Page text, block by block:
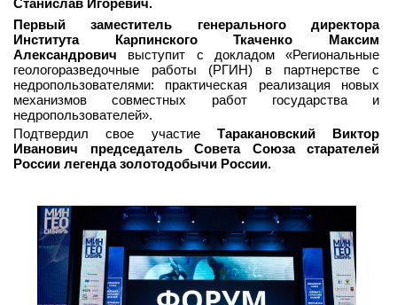
Станислав Игоревич.
Первый заместитель генерального директора
Института Карпинского Ткаченко Максим
Александрович выступит с докладом
«Региональные
геологоразведочные работы (РГИН) в партнерстве с
недропользователями: практическая реализация новых
механизмов совместных работ государства и
недропользователей».
Подтвердил свое участие Таракановский Виктор
Иванович председатель Совета Союза старателей
России легенда золотодобычи России.